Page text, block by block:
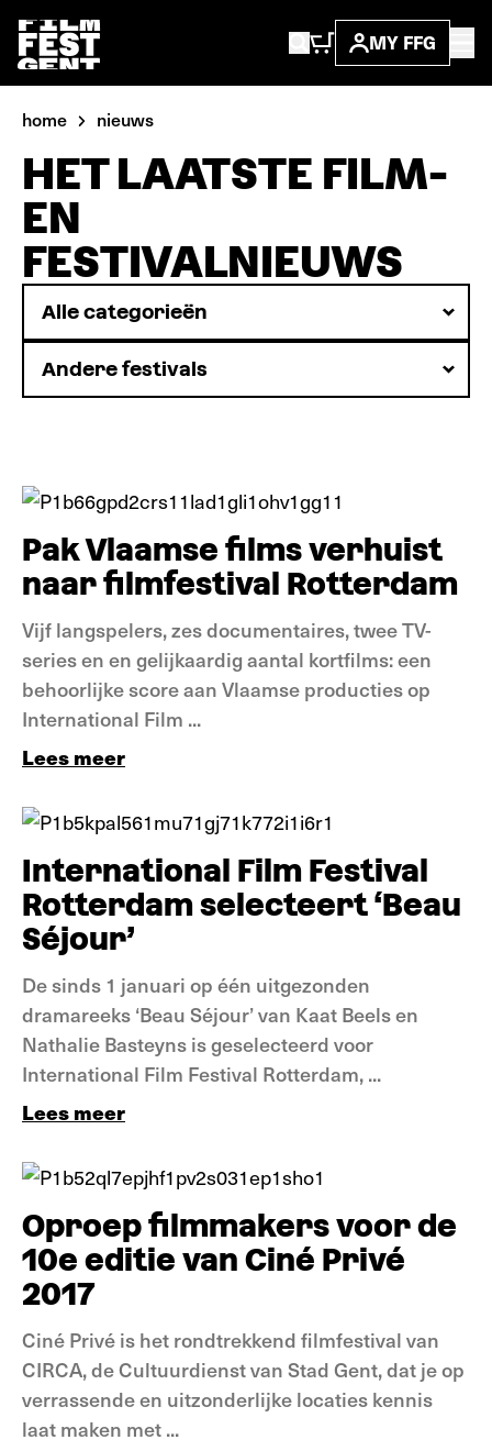
MY FFG
home nieuws
HET LAATSTE FILM-
EN
FESTIVALNIEUWS
Pak Vlaamse films verhuist
naar filmfestival Rotterdam
Vijf langspelers, zes documentaires, twee TV-
series en en gelijkaardig aantal kortfilms: een
behoorlijke score aan Vlaamse producties op
International Film ...
Lees meer
International Film Festival
Rotterdam selecteert ‘Beau
Séjour’
De sinds 1 januari op één uitgezonden
dramareeks ‘Beau Séjour’ van Kaat Beels en
Nathalie Basteyns is geselecteerd voor
International Film Festival Rotterdam, ...
Lees meer
Oproep filmmakers voor de
10e editie van Ciné Privé
2017
Ciné Privé is het rondtrekkend filmfestival van
CIRCA, de Cultuurdienst van Stad Gent, dat je op
verrassende en uitzonderlijke locaties kennis
laat maken met ...